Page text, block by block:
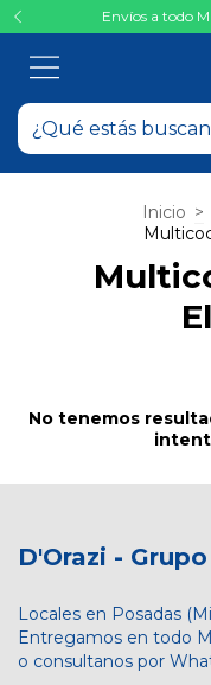
Envíos a todo
Inicio >
No tenemos
D'Orazi -
Locales en Posadas
Entregamos en todo
o consultanos por